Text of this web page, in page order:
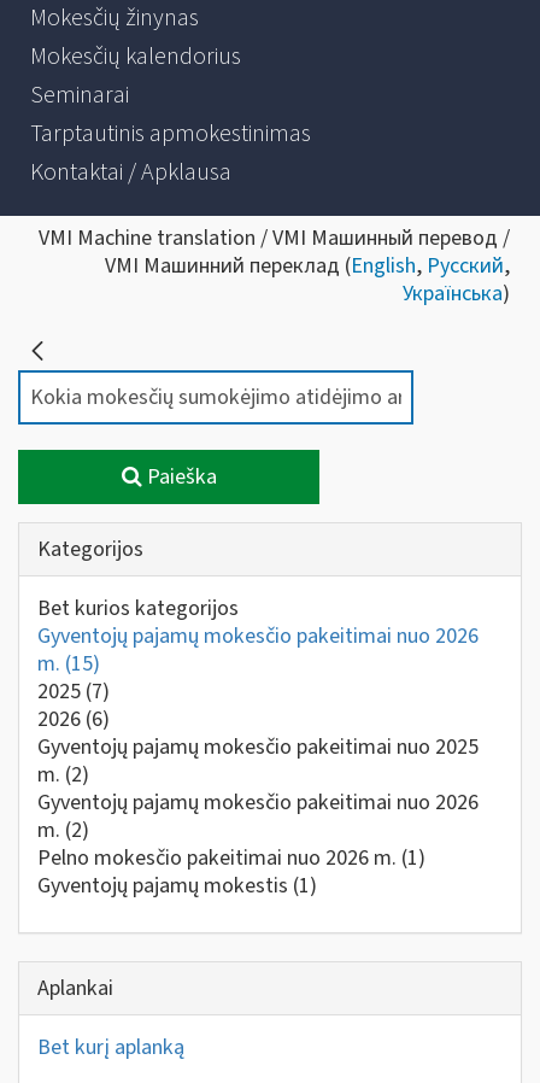
Mokesčių žinynas
Mokesčių kalendorius
Seminarai
Tarptautinis apmokestinimas
Kontaktai / Apklausa
VMI Machine translation / VMI Машинный перевод /
VMI Машинний переклад (English, Русский,
Українська)
Paieška
Kategorijos
Bet kurios kategorijos
Gyventojų pajamų mokesčio pakeitimai nuo 2026
m. (15)
2025 (7)
2026 (6)
Gyventojų pajamų mokesčio pakeitimai nuo 2025
m. (2)
Gyventojų pajamų mokesčio pakeitimai nuo 2026
m. (2)
Pelno mokesčio pakeitimai nuo 2026 m. (1)
Gyventojų pajamų mokestis (1)
Aplankai
Bet kurį aplanką